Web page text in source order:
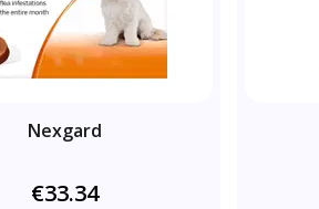
Nexgard
€33.34